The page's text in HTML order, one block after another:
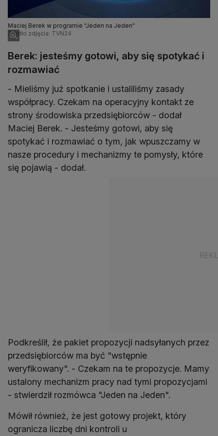
Maciej Berek w programie "Jeden na Jeden"
Źródło zdjęcia: TVN24
Berek: jesteśmy gotowi, aby się spotykać i
rozmawiać
- Mieliśmy już spotkanie i ustaliliśmy zasady
współpracy. Czekam na operacyjny kontakt ze
strony środowiska przedsiębiorców - dodał
Maciej Berek. - Jesteśmy gotowi, aby się
spotykać i rozmawiać o tym, jak wpuszczamy w
nasze procedury i mechanizmy te pomysły, które
się pojawią - dodał.
Podkreślił, że pakiet propozycji nadsyłanych przez
przedsiębiorców ma być "wstępnie
weryfikowany". - Czekam na te propozycje. Mamy
ustalony mechanizm pracy nad tymi propozycjami
- stwierdził rozmówca "Jeden na Jeden".
Mówił również, że jest gotowy projekt, który
ogranicza liczbę dni kontroli u